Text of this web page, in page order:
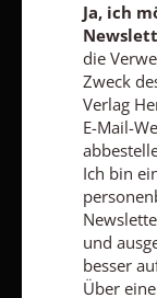
Vertrag
Ja, ich
die
Zweck
Verlag
E-Mail-
Ich bin
und
besser
Über